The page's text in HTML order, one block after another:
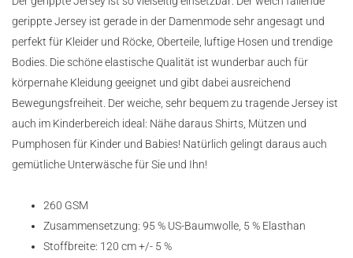
gerippte Jersey ist gerade in der Damenmode sehr angesagt und
perfekt für Kleider und Röcke, Oberteile, luftige Hosen und trendige
Bodies. Die schöne elastische Qualität ist wunderbar auch für
körpernahe Kleidung geeignet und gibt dabei ausreichend
Bewegungsfreiheit. Der weiche, sehr bequem zu tragende Jersey ist
auch im Kinderbereich ideal: Nähe daraus Shirts, Mützen und
Pumphosen für Kinder und Babies! Natürlich gelingt daraus auch
gemütliche Unterwäsche für Sie und Ihn!
260 GSM
Zusammensetzung: 95 % US-Baumwolle, 5 % Elasthan
Stoffbreite: 120 cm +/- 5 %